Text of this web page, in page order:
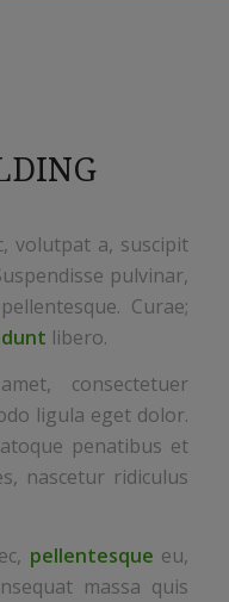
volutpat a, suscipit
pulvinar,
Curae;
libero.
consectetuer
ligula eget dolor.
penatibus et
nascetur ridiculus
pellentesque eu,
massa quis